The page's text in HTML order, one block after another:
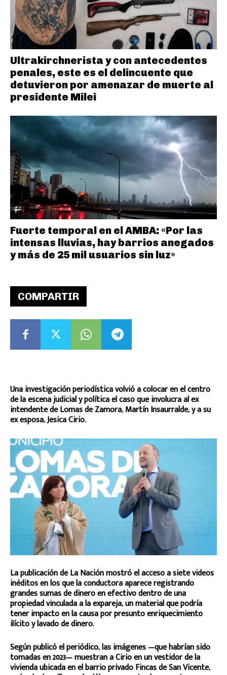
COMPARTIR
Una investigación periodística volvió a colocar en el centro
de la escena judicial y política el caso que involucra al ex
intendente de Lomas de Zamora, Martín Insaurralde, y a su
ex esposa, Jesica Cirio.
La publicación de La Nación mostró el acceso a siete videos
inéditos en los que la conductora aparece registrando
grandes sumas de dinero en efectivo dentro de una
propiedad vinculada a la expareja, un material que podría
tener impacto en la causa por presunto enriquecimiento
ilícito y lavado de dinero.
Según publicó el periódico, las imágenes —que habrían sido
tomadas en 2023— muestran a Cirio en un vestidor de la
vivienda ubicada en el barrio privado Fincas de San Vicente,
Ultrakirchnerista y con antecedentes
penales, este es el delincuente que
detuvieron por amenazar de muerte al
presidente Milei
Fuerte temporal en el AMBA: «Por las
intensas lluvias, hay barrios anegados
y más de 25 mil usuarios sin luz»